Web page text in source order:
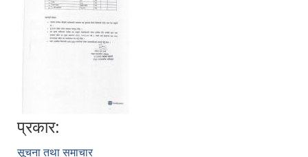
प्रकार:
सूचना तथा समाचार